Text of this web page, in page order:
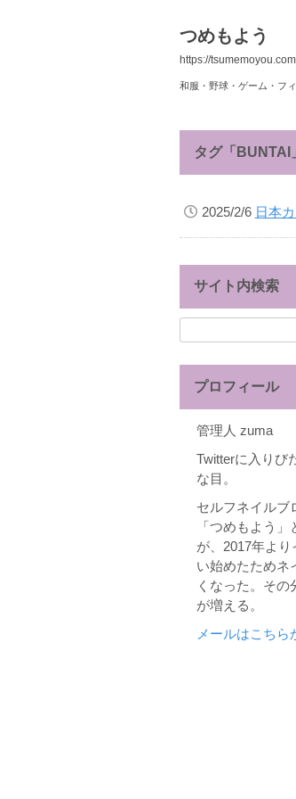
つめもよう
https://
和服・野球・ゲーム・フ
タグ「BUNTAI
2025/2/6 日本
サイト内検索
索:
プロフィール
管理人 zuma
Twitterに入りび
な目。
セルフネイルブ
「つめもよう」
が、2017年より
い始めたためネ
くなった。その
が増える。
メールはこちら